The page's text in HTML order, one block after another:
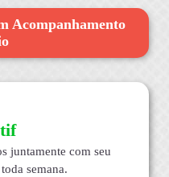
Acompanhamento
juntamente com seu
semana.